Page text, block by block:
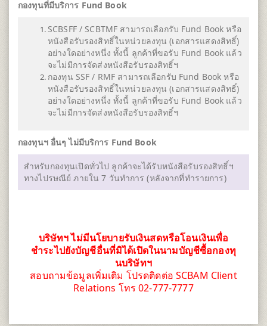
กองทุนที่มีบริการ Fund Book
SCBSFF / SCBTMF สามารถเลือกรับ Fund Book หรือ
หนังสือรับรองสิทธิ์ในหน่วยลงทุน (เอกสารแสดงสิทธิ์)
อย่างใดอย่างหนึ่ง ทั้งนี้ ลูกค้าที่ขอรับ Fund Book แล้ว
จะไม่มีการจัดส่งหนังสือรับรองสิทธิ์ฯ
กองทุน SSF / RMF สามารถเลือกรับ Fund Book หรือ
หนังสือรับรองสิทธิ์ในหน่วยลงทุน (เอกสารแสดงสิทธิ์)
อย่างใดอย่างหนึ่ง ทั้งนี้ ลูกค้าที่ขอรับ Fund Book แล้ว
จะไม่มีการจัดส่งหนังสือรับรองสิทธิ์ฯ
กองทุนฯ อื่นๆ ไม่มีบริการ Fund Book
สำหรับกองทุนเปิดทั่วไป ลูกค้าจะได้รับหนังสือรับรองสิทธิ์ฯ
ทางไปรษณีย์ ภายใน 7 วันทำการ (หลังจากที่ทำรายการ)
บริษัทฯ ไม่มีนโยบายรับเงินสดหรือโอนเงินเพื่อ
ชำระไปยังบัญชีอื่นที่มิได้เปิดในนามบัญชีซื้อกองทุ
นบริษัทฯ
สอบถามข้อมูลเพิ่มเติม โปรดติดต่อ SCBAM Client
Relations โทร 02-777-7777